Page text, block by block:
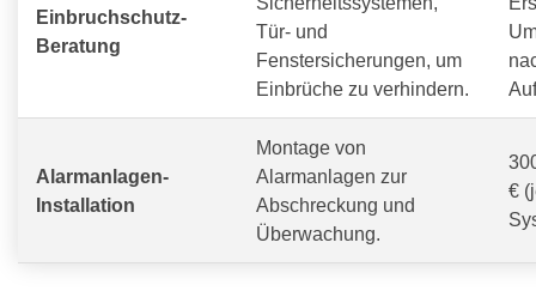
Einbruchschutz-
Beratung
Tür- und
Fenstersicherungen, um
Einbrüche zu verhindern.
Alarmanlagen-
Installation
Montage von
Alarmanlagen zur
Abschreckung und
Überwachung.
€